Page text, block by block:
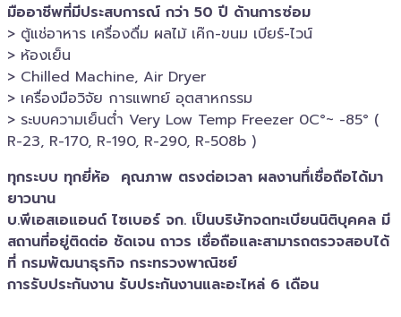
มืออาชีพที่มีประสบการณ์ กว่า 50 ปี ด้านการซ่อม
> ตู้แช่อาหาร เครื่องดื่ม ผลไม้ เค๊ก-ขนม เบียร์-ไวน์​
> ห้องเย็น
> Chilled​ Machine, Air Dryer
> เครื่องมือวิจัย การแพทย์​ อุตสาหกรรม
> ระบบความเย็นต่ำ Very Low Temp Freezer 0C°~ -​85° (
R-23, R-170, R-190, R-290, R-508b )
ทุกระบบ ทุกยี่ห้อ คุณภาพ ตรงต่อเวลา ผลงานทึ่เชื่อถือได้มา
ยาวนาน
บ.พีเอสเอ​แอนด์ ไซเบอร์​ จก. เป็นบริษัทจดทะเบียนนิติบุคคล​ มี
สถานที่อยู่ติดต่อ ชัดเจน ถาวร เชื่อถือและสามารถตรวจสอบ​ได้
ที่ กรมพัฒนาธุรกิจ​ กระทรวงพาณิชย์
การรับประกันงาน รับประกันงานและอะไหล่ 6 เดือน